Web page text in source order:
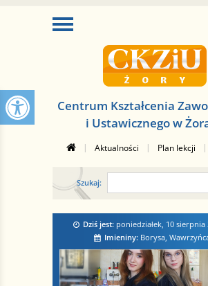
Centrum Kształcenia
i Ustawicznego w
| Aktualności | Plan lekcji |
Szukaj:
Dziś jest: poniedziałek, 10 sierpnia
Imieniny: Borysa,